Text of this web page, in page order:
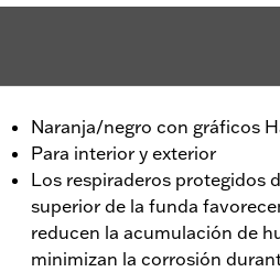
Naranja/negro con gráficos
Para interior y exterior
Los respiraderos protegidos
superior de la funda
reducen la acumulación de
minimizan la corrosión